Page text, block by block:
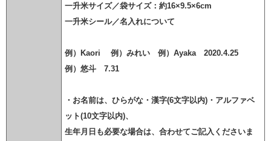
一升米サイズ／袋サイズ：約16×9.5×6cm
一升米シール／名入れについて
例）Kaori 例）みれい 例）Ayaka 2020.4.25
例）悠斗 7.31
・お名前は、ひらがな・漢字(6文字以内)・アルファベ
ット(10文字以内)、
生年月日も必要な場合は、合わせてご記入くださいま